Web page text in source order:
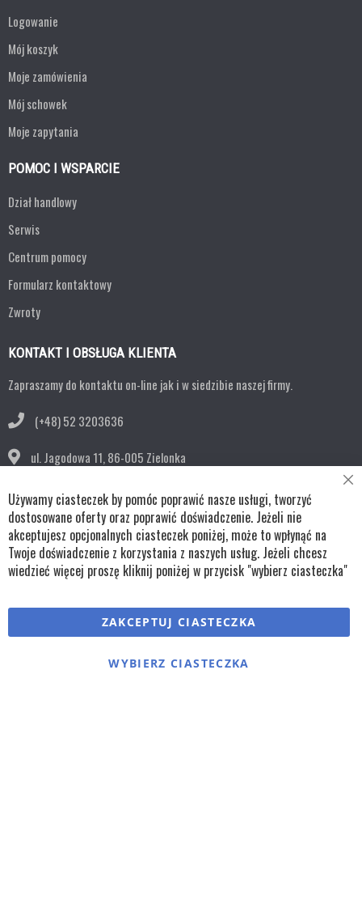
Logowanie
Mój koszyk
Moje zamówienia
Mój schowek
Moje zapytania
POMOC I WSPARCIE
Dział handlowy
Serwis
Centrum pomocy
Formularz kontaktowy
Zwroty
KONTAKT I OBSŁUGA KLIENTA
Zapraszamy do kontaktu on-line jak i w siedzibie naszej firmy.
(+48) 52 3203636
ul. Jagodowa 11, 86-005 Zielonka
bok@remko.pl
OBSERWUJ NAS
Copyright © wszystkie prawa zastrzeżone TKL Progress
RegulaminyPolityka cookiesPolityka prywatności
Używamy ciasteczek by pomóc poprawić nasze usługi, tworzyć
dostosowane oferty oraz poprawić doświadczenie. Jeżeli nie
akceptujesz opcjonalnych ciasteczek poniżej, może to wpłynąć na
Twoje doświadczenie z korzystania z naszych usług. Jeżeli chcesz
wiedzieć więcej proszę kliknij poniżej w przycisk "wybierz ciasteczka"
ZAKCEPTUJ CIASTECZKA
WYBIERZ CIASTECZKA